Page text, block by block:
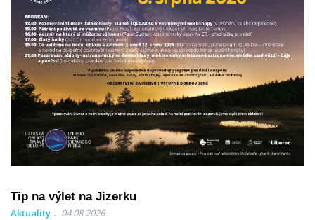
Tip na výlet na Jizerku
Aktuality 04.08.2026